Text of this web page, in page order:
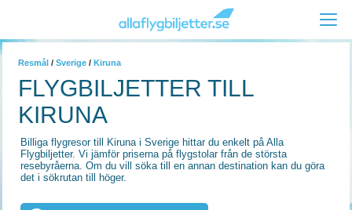
Resmål / Sverige / Kiruna
FLYGBILJETTER TILL
KIRUNA
Billiga flygresor till Kiruna i Sverige hittar du enkelt på Alla
Flygbiljetter. Vi jämför priserna på flygstolar från de största
resebyråerna. Om du vill söka till en annan destination kan du göra
det i sökrutan till höger.